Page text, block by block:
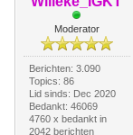
Moderator
Berichten: 3.090
Topics: 86
Lid sinds: Dec 2020
Bedankt: 46069
4760 x bedankt in
2042 berichten